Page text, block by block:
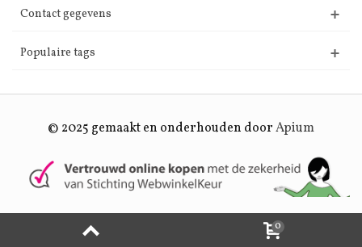
Contact gegevens
Populaire tags
© 2025 gemaakt en onderhouden doorApium
0